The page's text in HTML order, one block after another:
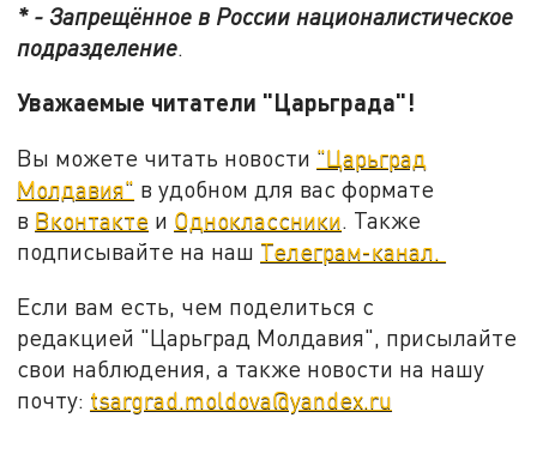
* - Запрещённое в России националистическое
подразделение
Уважаемые читатели "Царьграда"!
Вы можете читать новости "Царьград
Молдавия" в удобном для вас формате
в Вконтакте и Одноклассники. Также
подписывайте на наш Телеграм-канал.
Если вам есть, чем поделиться с
редакцией "Царьград Молдавия", присылайте
свои наблюдения, а также новости на нашу
почту: tsargrad.moldova@yandex.ru